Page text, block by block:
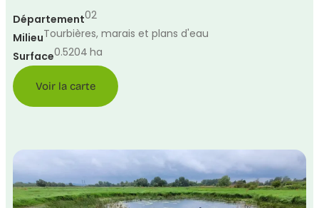
Département02
MilieuTourbières, marais et plans d'eau
Surface0.5204 ha
Voir la carte